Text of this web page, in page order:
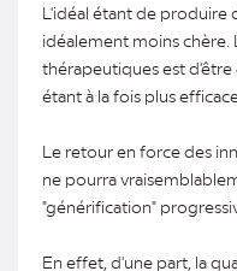
L'idéal étant de produire
idéalement moins
thérapeutiques est
étant à la fois plus
Le retour en force des
ne pourra
"générification"
En effet, d'une part, la